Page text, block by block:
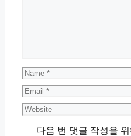
Name
Email
Website
다음 번 댓글 작성을 위